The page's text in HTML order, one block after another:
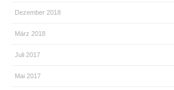
Dezember 2018
März 2018
Juli 2017
Mai 2017